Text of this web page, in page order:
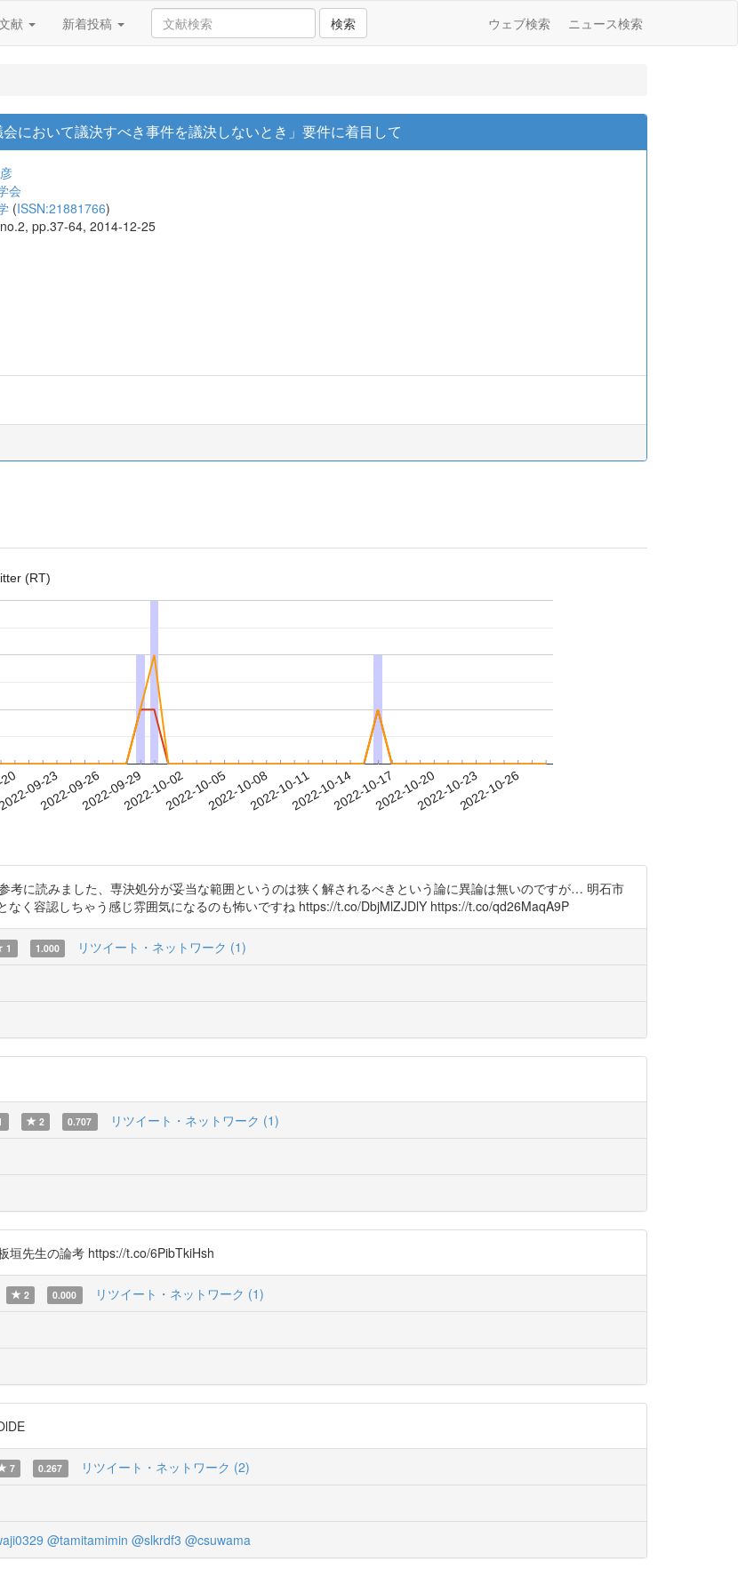
献 新着投稿 検索 ウェブ検索 ニュース検索
において議決すべき事件を議決しないとき」要件に着目して
会
(ISSN:21881766)
pp.37-64, 2014-12-25
(RT)
09-23
2022-09-262022-09-292022-10-022022-10-052022-10-082022-10-112022-10-142022-10-172022-10-202022-10-232022-10-26
考に読みました、専決処分が妥当な範囲というのは狭く解されるべきという論に異論は無いのですが… 明石市
く容認しちゃう感じ雰囲気になるのも怖いですね https://t.co/DbjMlZJDlY https://t.co/qd26MaqA9P
1 1.000 リツイート・ネットワーク (1)
2 0.707 リツイート・ネットワーク (1)
垣先生の論考 https://t.co/6PibTkiHsh
2 0.000 リツイート・ネットワーク (1)
7 0.267 リツイート・ネットワーク (2)
@tamitamimin @slkrdf3 @csuwama